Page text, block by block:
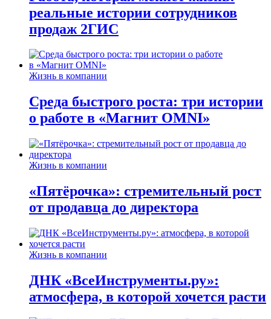
реальные истории сотрудников
продаж 2ГИС
Жизнь в компании
Среда быстрого роста: три истории
о работе в «Магнит OMNI»
Жизнь в компании
«Пятёрочка»: стремительный рост
от продавца до директора
Жизнь в компании
ДНК «ВсеИнструменты.ру»:
атмосфера, в которой хочется расти